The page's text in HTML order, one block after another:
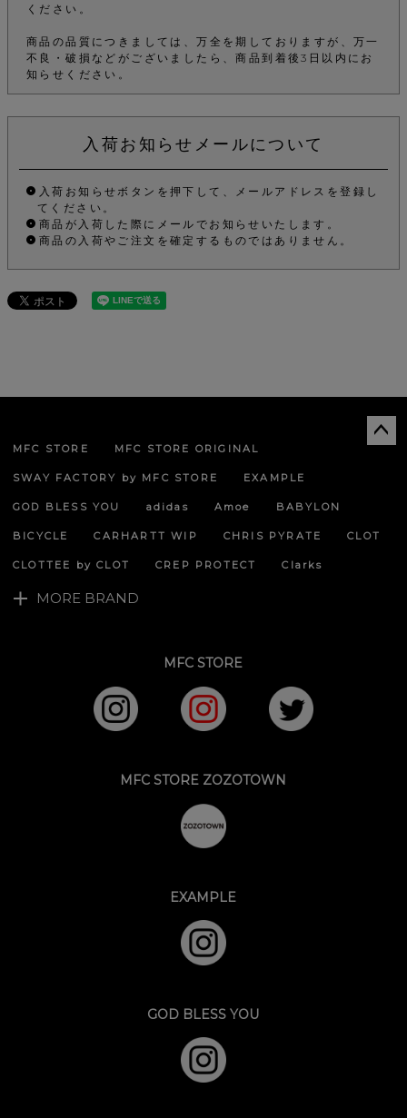
ください。
商品の品質につきましては、万全を期しておりますが、万一
不良・破損などがございましたら、商品到着後3日以内にお
知らせください。
入荷お知らせメールについて
入荷お知らせボタンを押下して、メールアドレスを登録し
てください。
商品が入荷した際にメールでお知らせいたします。
商品の入荷やご注文を確定するものではありません。
MFC STORE MFC STORE ORIGINAL
SWAY FACTORY by MFC STORE EXAMPLE
GOD BLESS YOU adidas Amoe BABYLON
BICYCLE CARHARTT WIP CHRIS PYRATE CLOT
CLOTTEE by CLOT CREP PROTECT Clarks
MORE BRAND
MFC STORE
MFC STORE ZOZOTOWN
EXAMPLE
GOD BLESS YOU